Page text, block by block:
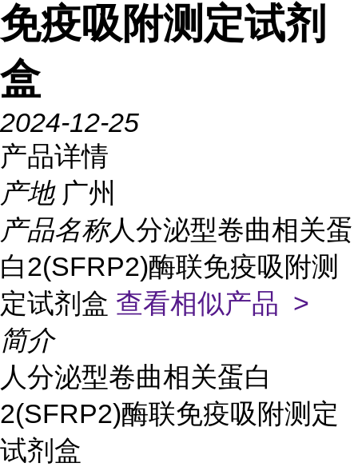
免疫吸附测定试剂
盒
2024-12-25
产品详情
产地 广州
产品名称人分泌型卷曲相关蛋
白2(SFRP2)酶联免疫吸附测
定试剂盒 查看相似产品 >
简介
人分泌型卷曲相关蛋白
2(SFRP2)酶联免疫吸附测定
试剂盒